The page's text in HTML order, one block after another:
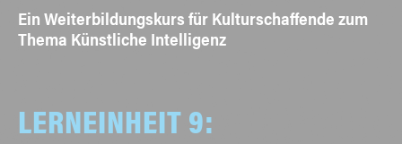
Ein Weiterbildungskurs für Kulturschaffende zum
Thema Künstliche Intelligenz
LERNEINHEIT 9: